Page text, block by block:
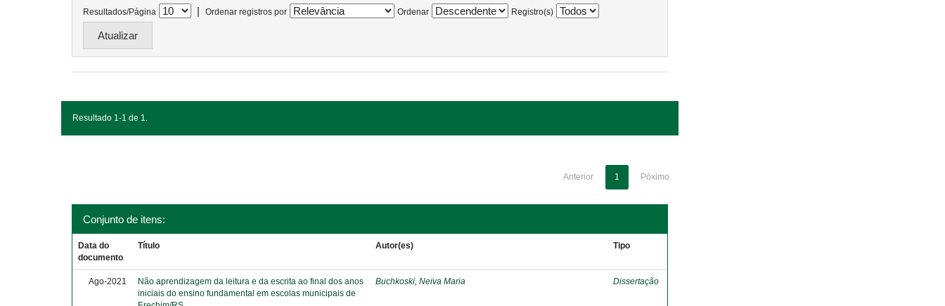
Resultados/Página | Ordenar registros por Ordenar Registro(s)
Resultado 1-1 de 1.
Anterior 1 Póximo
Conjunto de itens:
Data do
documento
Título Autor(es) Tipo
Ago-2021
Não aprendizagem da leitura e da escrita ao final dos anos
iniciais do ensino fundamental em escolas municipais de
Buchkoski, Neiva Maria Dissertação